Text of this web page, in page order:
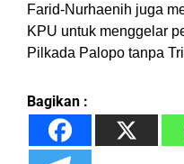
Farid-Nurhaenih juga
KPU untuk menggelar
Pilkada Palopo tanpa
Bagikan :